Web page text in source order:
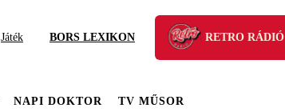
Játék BORS LEXIKON RETRO RÁDIÓ
NAPI DOKTOR TV MŰSOR